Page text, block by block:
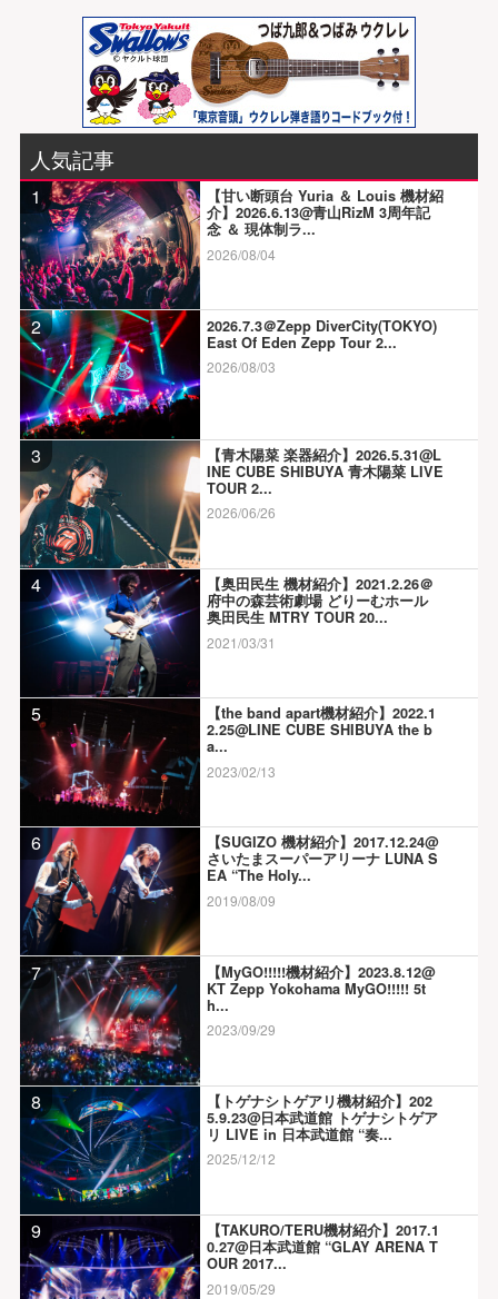
人気記事
1
【甘い断頭台 Yuria ＆ Louis 機材紹
介】2026.6.13@青山RizM 3周年記
念 ＆ 現体制ラ...
2026/08/04
2
2026.7.3＠Zepp DiverCity(TOKYO)
East Of Eden Zepp Tour 2...
2026/08/03
3
【青木陽菜 楽器紹介】2026.5.31@L
INE CUBE SHIBUYA 青木陽菜 LIVE
TOUR 2...
2026/06/26
4
【奥田民生 機材紹介】2021.2.26＠
府中の森芸術劇場 どりーむホール
奥田民生 MTRY TOUR 20...
2021/03/31
5
【the band apart機材紹介】2022.1
2.25@LINE CUBE SHIBUYA the b
a...
2023/02/13
6
【SUGIZO 機材紹介】2017.12.24@
さいたまスーパーアリーナ LUNA S
EA “The Holy...
2019/08/09
7
【MyGO!!!!!機材紹介】2023.8.12@
KT Zepp Yokohama MyGO!!!!! 5t
h...
2023/09/29
8
【トゲナシトゲアリ機材紹介】202
5.9.23@日本武道館 トゲナシトゲア
リ LIVE in 日本武道館 “奏...
2025/12/12
9
【TAKURO/TERU機材紹介】2017.1
0.27@日本武道館 “GLAY ARENA T
OUR 2017...
2019/05/29